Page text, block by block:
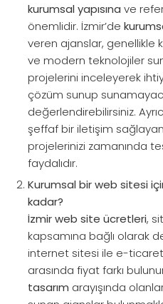
kurumsal yapısına ve
önemlidir. İzmir’de
veren ajanslar, genellikle
ve modern teknolojiler
projelerini inceleyerek
çözüm sunup
değerlendirebilirsiniz.
şeffaf bir iletişim
projelerinizi zamanında
faydalıdır.
Kurumsal bir web sitesi
kadar?
İzmir web site ücretleri,
kapsamına bağlı olarak
internet sitesi ile e-
arasında fiyat farkı
tasarım arayışında